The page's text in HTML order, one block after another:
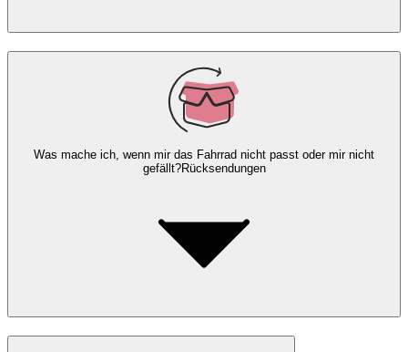
Was mache ich, wenn mir das Fahrrad nicht passt oder mir nicht
gefällt?Rücksendungen